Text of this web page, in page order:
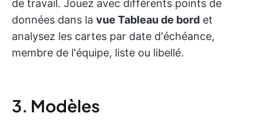
de travail. Jouez avec différents points de
données dans la vue Tableau de bord et
analysez les cartes par date d'échéance,
membre de l'équipe, liste ou libellé.
3. Modèles